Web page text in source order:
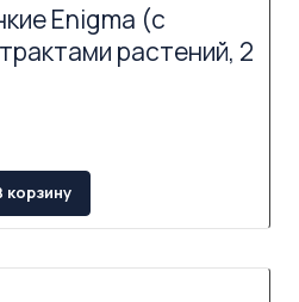
Enigma (с
растений, 2
корзину